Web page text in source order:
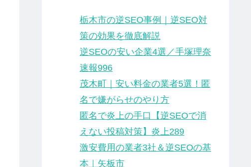
栃木市の逆SEO事例｜逆SEO対
策の効果を徹底解説
逆SEOの安い企業4選／手塚理奈
速報996
茂木町｜安い料金の業者5選！匿
名で嫌がらせのやり方
匿名で炎上の手口【逆SEOで消
えない投稿対策】炎上289
激安費用の業者3社＆逆SEOの基
本｜矢板市